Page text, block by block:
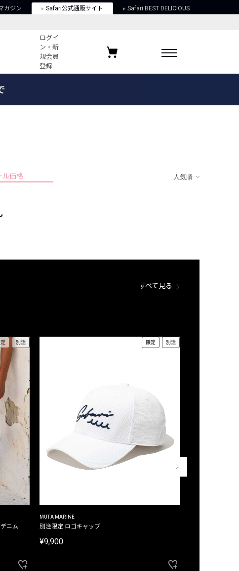
ガジン Safari公式通販サイト Safari BEST DELICIOUS
ログイ
ン・新
規会員
登録
ーポリシー
お気に入りブランド
ル価格 人気順
すべて見る
定 別注
ニム
限定 別注
MUTA MARINE
別注限定 ロゴキャップ
¥9,900